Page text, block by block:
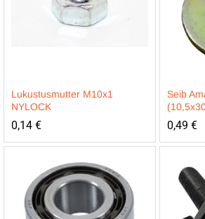
Lukustusmutter M10x1
NYLOCK
0,14 €
Seib
0,49 €